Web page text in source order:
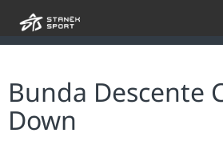
Bunda Descente
Down